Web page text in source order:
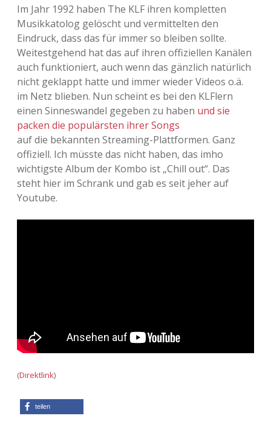
Adventskalender 2016
Adventskalender 2017
Adventskalender 2018
Adventskalender 2019
Adventskalender 2020
Adventskalender 2021
Adventskalender 2022
Im Jahr 1992 haben The KLF ihren kompletten
Musikkatolog gelöscht und vermittelten den
Eindruck, dass das für immer so bleiben sollte.
Weitestgehend hat das auf ihren offiziellen Kanälen
auch funktioniert, auch wenn das gänzlich natürlich
nicht geklappt hatte und immer wieder Videos o.ä.
im Netz blieben. Nun scheint es bei den KLFlern
einen Sinneswandel gegeben zu haben und sie
packen die populärsten ihrer Songs
auf die bekannten Streaming-Plattformen. Ganz
offiziell. Ich müsste das nicht haben, das imho
wichtigste Album der Kombo ist „Chill out“. Das
steht hier im Schrank und gab es seit jeher auf
Youtube.
(Direktlink)
teilen